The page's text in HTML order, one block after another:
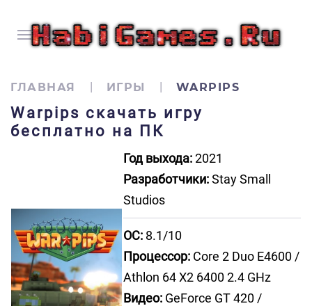
ГЛАВНАЯ ИГРЫ WARPIPS
Warpips скачать игру
бесплатно на ПК
Год выхода:2021
Разработчики:Stay Small
Studios
ОС: 8.1/10
Процессор: Core 2 Duo E4600 /
Athlon 64 X2 6400 2.4 GHz
Видео: GeForce GT 420 /